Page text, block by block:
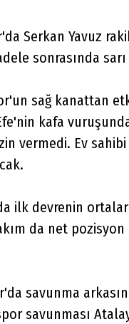
Serkan Yavuz
sonrasında
sağ kanattan
kafa
vermedi. Ev
ilk devrenin
da net
savunma
savunması